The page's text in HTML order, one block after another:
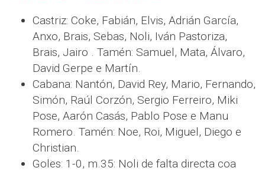
Castriz: Coke, Fabián, Elvis, Adrián García,
Anxo, Brais, Sebas, Noli, Iván Pastoriza,
Brais, Jairo . Tamén: Samuel, Mata, Álvaro,
David Gerpe e Martín.
Cabana: Nantón, David Rey, Mario, Fernando,
Simón, Raúl Corzón, Sergio Ferreiro, Miki
Pose, Aarón Casás, Pablo Pose e Manu
Romero. Tamén: Noe, Roi, Miguel, Diego e
Christian.
Goles: 1-0, m.35: Noli de falta directa coa